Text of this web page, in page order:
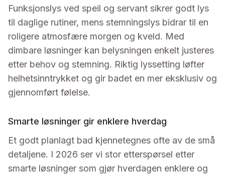
Funksjonslys ved speil og servant sikrer godt lys
til daglige rutiner, mens stemningslys bidrar til en
roligere atmosfære morgen og kveld. Med
dimbare løsninger kan belysningen enkelt justeres
etter behov og stemning. Riktig lyssetting løfter
helhetsinntrykket og gir badet en mer eksklusiv og
gjennomført følelse.
Smarte løsninger gir enklere hverdag
Et godt planlagt bad kjennetegnes ofte av de små
detaljene. I 2026 ser vi stor etterspørsel etter
smarte løsninger som gjør hverdagen enklere og